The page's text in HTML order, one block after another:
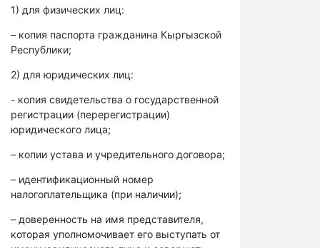
1) для физических лиц:
– копия паспорта гражданина Кыргызской
Республики;
2) для юридических лиц:
- копия свидетельства о государственной
регистрации (перерегистрации)
юридического лица;
– копии устава и учредительного договора;
– идентификационный номер
налогоплательщика (при наличии);
– доверенность на имя представителя,
которая уполномочивает его выступать от